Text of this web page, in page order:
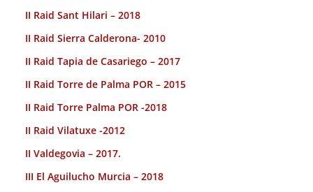
II Raid Sant Hilari – 2018
II Raid Sierra Calderona- 2010
II Raid Tapia de Casariego – 2017
II Raid Torre de Palma POR – 2015
II Raid Torre Palma POR -2018
II Raid Vilatuxe -2012
II Valdegovia – 2017.
III El Aguilucho Murcia – 2018